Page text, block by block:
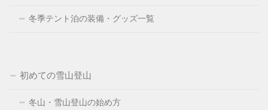
冬季テント泊の装備・グッズ一覧
初めての雪山登山
冬山・雪山登山の始め方